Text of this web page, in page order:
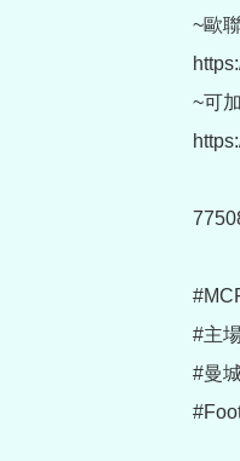
~歐
~可
#主
#曼